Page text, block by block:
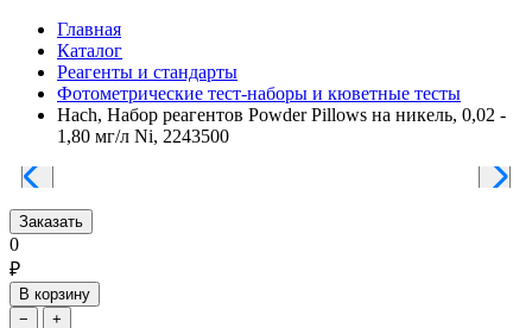
Главная
Каталог
Реагенты и стандарты
Фотометрические тест-наборы и кюветные тесты
Hach, Набор реагентов Powder Pillows на никель, 0,02 -
1,80 мг/л Ni, 2243500
Заказать
0
₽
В корзину
−
+